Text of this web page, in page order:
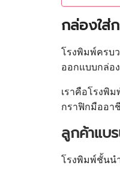
กล่องใส่ก
โรงพิมพ์ครบ
ออกแบบกล่อ
เราคือโรงพิ
กราฟิกมืออา
ลูกค้าแบ
โรงพิมพ์ชั้นน